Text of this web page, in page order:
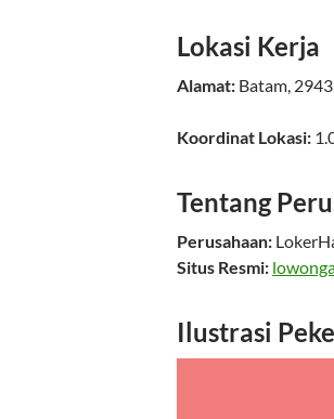
Lokasi Kerja
Alamat: Batam,
Koordinat Lokasi:
Tentang
Perusahaan:
Situs Resmi:
Ilustrasi